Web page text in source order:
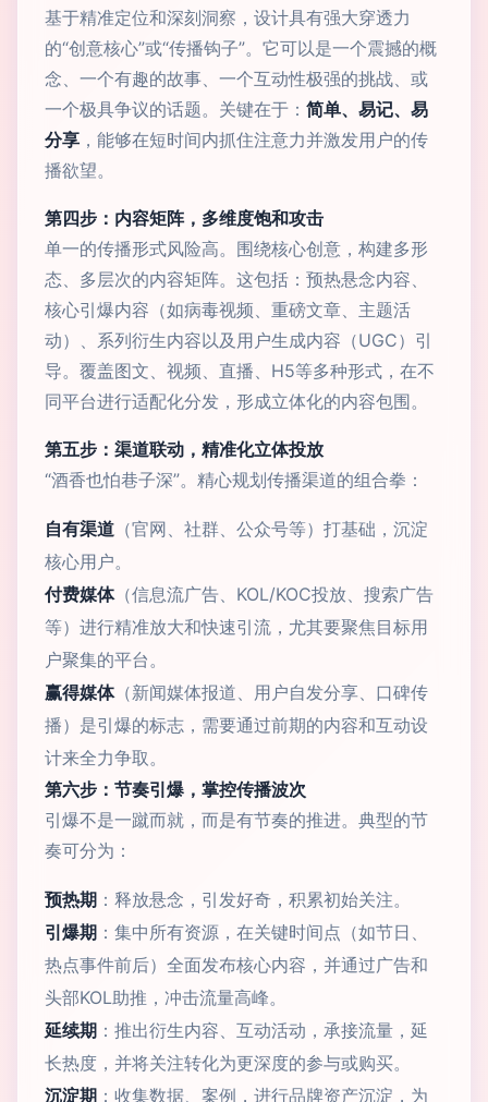
基于精准定位和深刻洞察，设计具有强大穿透力
的“创意核心”或“传播钩子”。它可以是一个震撼的概
念、一个有趣的故事、一个互动性极强的挑战、或
一个极具争议的话题。关键在于： 简单、易记、易
分享 ，能够在短时间内抓住注意力并激发用户的传
播欲望。
第四步：内容矩阵，多维度饱和攻击
单一的传播形式风险高。围绕核心创意，构建多形
态、多层次的内容矩阵。这包括：预热悬念内容、
核心引爆内容（如病毒视频、重磅文章、主题活
动）、系列衍生内容以及用户生成内容（UGC）引
导。覆盖图文、视频、直播、H5等多种形式，在不
同平台进行适配化分发，形成立体化的内容包围。
第五步：渠道联动，精准化立体投放
“酒香也怕巷子深”。精心规划传播渠道的组合拳：
自有渠道 （官网、社群、公众号等）打基础，沉淀
核心用户。
付费媒体（信息流广告、KOL/KOC投放、搜索广告
等）进行精准放大和快速引流，尤其要聚焦目标用
户聚集的平台。
赢得媒体（新闻媒体报道、用户自发分享、口碑传
播）是引爆的标志，需要通过前期的内容和互动设
计来全力争取。
第六步：节奏引爆，掌控传播波次
引爆不是一蹴而就，而是有节奏的推进。典型的节
奏可分为：
预热期 ：释放悬念，引发好奇，积累初始关注。
引爆期 ：集中所有资源，在关键时间点（如节日、
热点事件前后）全面发布核心内容，并通过广告和
头部KOL助推，冲击流量高峰。
延续期 ：推出衍生内容、互动活动，承接流量，延
长热度，并将关注转化为更深度的参与或购买。
沉淀期 ：收集数据、案例，进行品牌资产沉淀，为